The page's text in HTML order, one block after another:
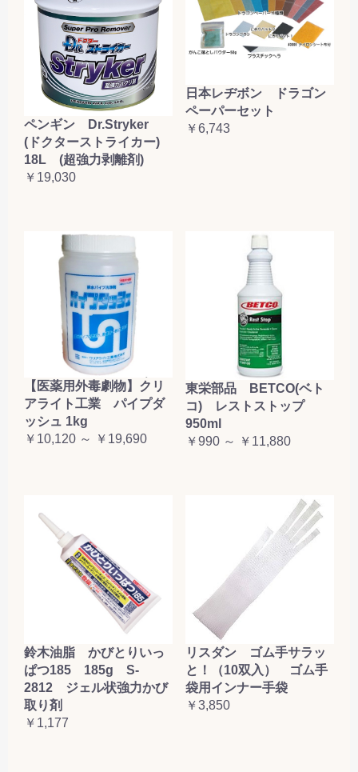
ペンギン Dr.Stryker
(ドクターストライカー)
18L (超強力剥離剤)
￥19,030
日本レヂボン ドラゴン
ペーパーセット
￥6,743
【医薬用外毒劇物】クリ
アライト工業 パイプダ
ッシュ 1kg
￥10,120 ～ ￥19,690
東栄部品 BETCO(ベト
コ) レストストップ
950ml
￥990 ～ ￥11,880
鈴木油脂 かびとりいっ
ぱつ185 185g S-
2812 ジェル状強力かび
取り剤
￥1,177
リスダン ゴム手サラッ
と！（10双入） ゴム手
袋用インナー手袋
￥3,850